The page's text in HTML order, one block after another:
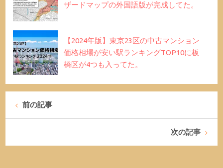
ザードマップの外国語版が完成してた。
【2024年版】東京23区の中古マンション
価格相場が安い駅ランキングTOP10に板
橋区が4つも入ってた。
前の記事
次の記事